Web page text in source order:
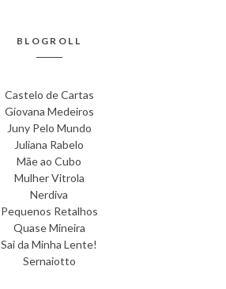
BLOGROLL
Castelo de Cartas
Giovana Medeiros
Juny Pelo Mundo
Juliana Rabelo
Mãe ao Cubo
Mulher Vitrola
Nerdiva
Pequenos Retalhos
Quase Mineira
Sai da Minha Lente!
Sernaiotto